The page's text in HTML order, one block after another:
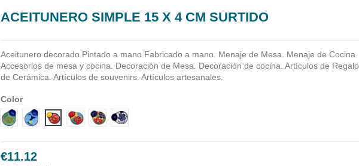
ACEITUNERO SIMPLE 15 X 4 CM SURTIDO
Aceitunero decorado.Pintado a mano.Fabricado a mano.
Menaje de Mesa. Menaje de Cocina.
Accesorios de mesa y cocina. Decoración de Mesa. Decoración de cocina. Artículos de Regalo
de Cerámica. Artículos de souvenirs. Artículos artesanales.
Color
Diseño 1Diseño 2Diseño 3Diseño 4Diseño 5Diseño 6
€11.12